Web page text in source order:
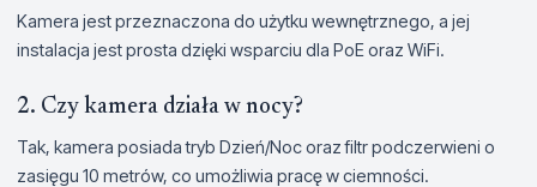
Kamera jest przeznaczona do użytku wewnętrznego, a jej
instalacja jest prosta dzięki wsparciu dla PoE oraz WiFi.
2. Czy kamera działa w nocy?
Tak, kamera posiada tryb Dzień/Noc oraz filtr podczerwieni o
zasięgu 10 metrów, co umożliwia pracę w ciemności.